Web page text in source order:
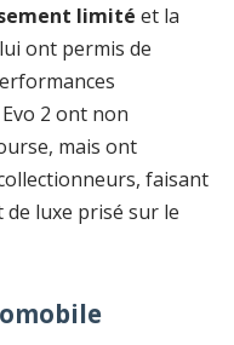
limité et la
ont permis de
2 ont non
mais ont
faisant
de luxe prisé sur le